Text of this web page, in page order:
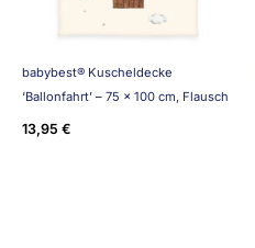
babybest® Kuscheldecke
‘Ballonfahrt’ – 75 x 100 cm, Flausch
13,95 €